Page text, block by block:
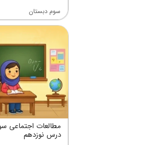
سوم دبستان
مطالعات اجتماعی
درس نوزدهم